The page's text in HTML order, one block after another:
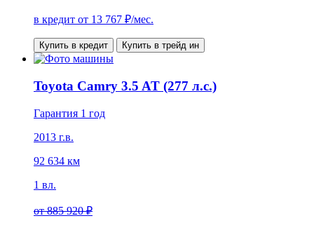
в кредит от 13 767 ₽/мес.
Купить в кредит Купить в трейд ин
Toyota Camry 3.5 AT (277 л.с.)
Гарантия 1 год
2013 г.в.
92 634 км
1 вл.
от885 920 ₽